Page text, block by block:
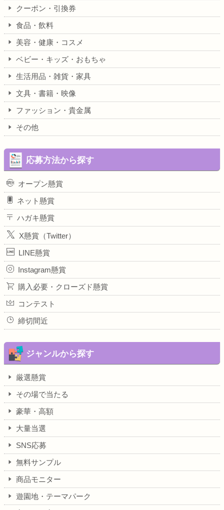
クーポン・引換券
食品・飲料
美容・健康・コスメ
ベビー・キッズ・おもちゃ
生活用品・雑貨・家具
文具・書籍・映像
ファッション・貴金属
その他
応募方法から探す
オープン懸賞
ネット懸賞
ハガキ懸賞
X懸賞（Twitter）
LINE懸賞
Instagram懸賞
購入必要・クローズド懸賞
コンテスト
締切間近
ジャンルから探す
厳選懸賞
その場で当たる
豪華・高額
大量当選
SNS応募
無料サンプル
商品モニター
遊園地・テーマパーク